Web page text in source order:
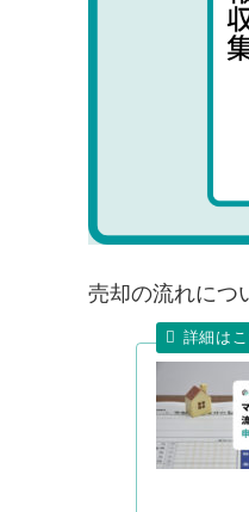
売却の流れにつ